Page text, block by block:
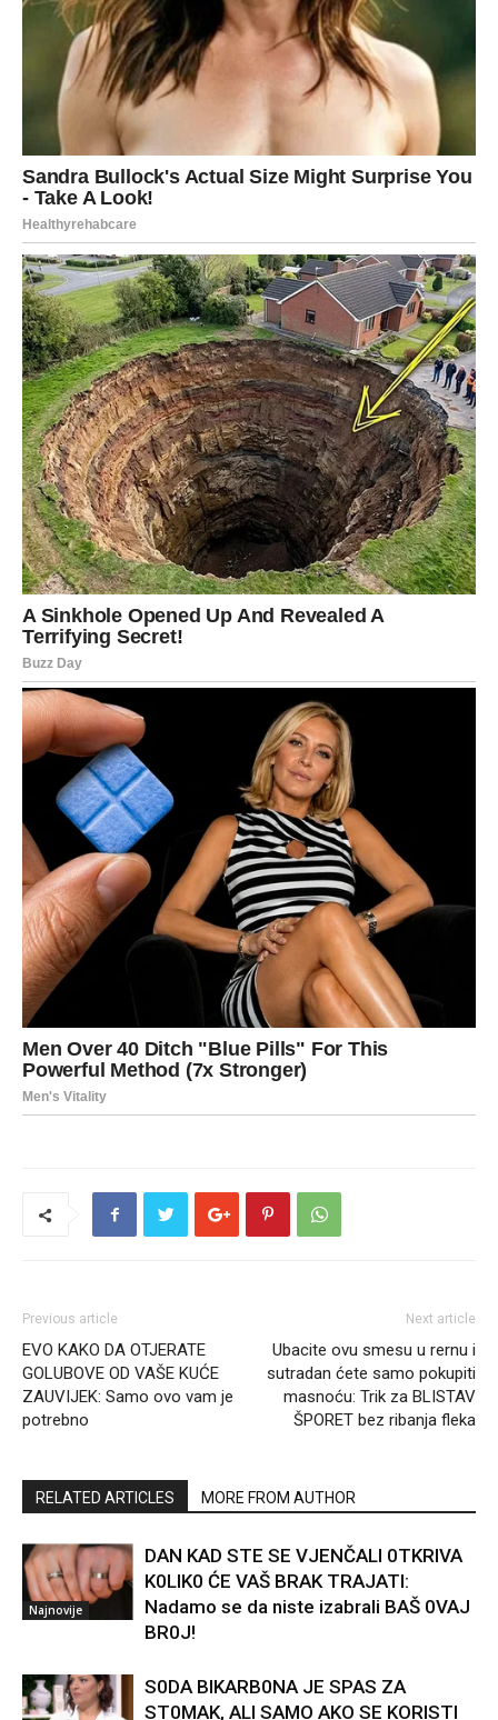
Previous article
EVO KAKO DA OTJERATE
GOLUBOVE OD VAŠE KUĆE
ZAUVIJEK: Samo ovo vam je
potrebno
Next article
Ubacite ovu smesu u rernu i
sutradan ćete samo pokupiti
masnoću: Trik za BLISTAV
ŠPORET bez ribanja fleka
RELATED ARTICLES MORE FROM AUTHOR
Najnovije
DAN KAD STE SE VJENČALI 0TKRIVA
K0LIK0 ĆE VAŠ BRAK TRAJATI:
Nadamo se da niste izabrali BAŠ 0VAJ
BR0J!
S0DA BIKARB0NA JE SPAS ZA
ST0MAK, ALI SAMO AKO SE KORISTI